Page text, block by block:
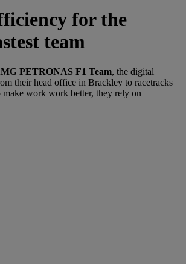
for the
team
PETRONAS F1 Team, the digital
their head office in Brackley to racetracks
work work better, they rely on